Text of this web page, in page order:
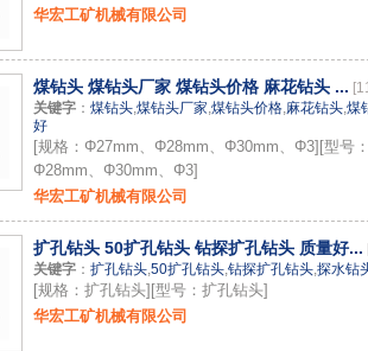
华宏工矿机械有限公司
煤钻头 煤钻头厂家 煤钻头价格 麻花钻头 ...
关键字 ： 煤钻头,煤钻头厂家,煤钻头价格,麻花钻头,煤
好
[规格：Φ27mm、Φ28mm、Φ30mm、Φ3][型号：
Φ28mm、Φ30mm、Φ3]
华宏工矿机械有限公司
扩孔钻头 50扩孔钻头 钻探扩孔钻头 质量好...
关键字 ： 扩孔钻头,50扩孔钻头,钻探扩孔钻头,探水钻
[规格：扩孔钻头][型号：扩孔钻头]
华宏工矿机械有限公司